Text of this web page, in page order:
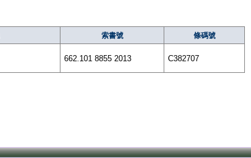
索書號 條碼號
662.101 8855 2013 C382707